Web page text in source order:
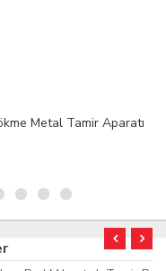
Metal Tamir Aparatı